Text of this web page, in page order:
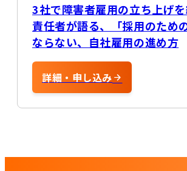
3社で障害者雇用の立ち上げ
責任者が語る、「採用のため
ならない、自社雇用の進め方
詳細・申し込み